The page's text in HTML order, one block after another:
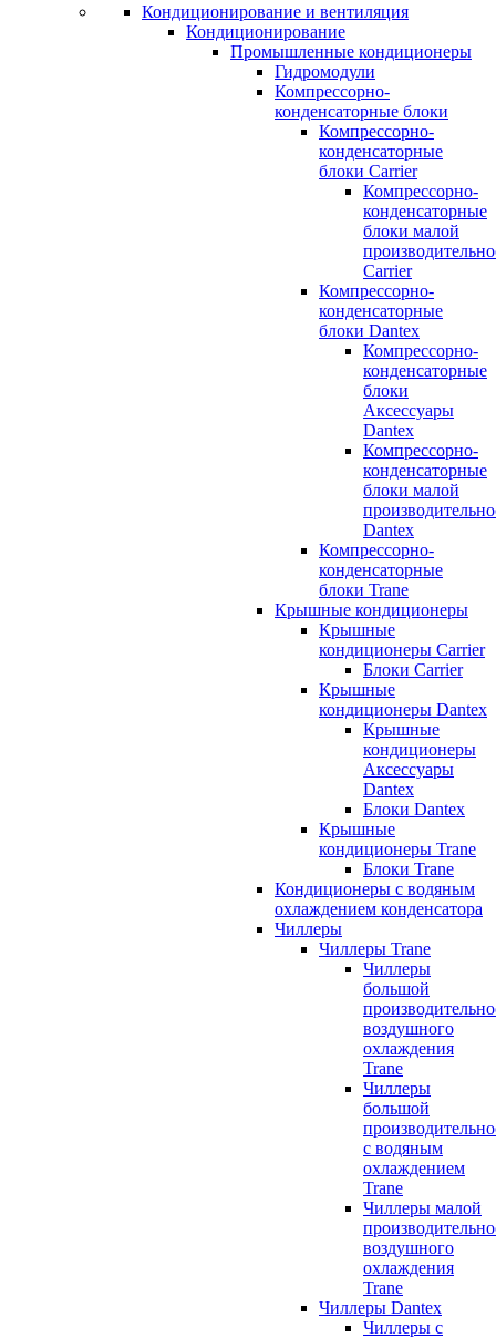
Кондиционирование и вентиляция
Кондиционирование
Промышленные кондиционеры
Гидромодули
Компрессорно-
конденсаторные блоки
Компрессорно-
конденсаторные
блоки Carrier
Компрессорно-
конденсаторные
блоки малой
Carrier
Компрессорно-
конденсаторные
блоки Dantex
Компрессорно-
конденсаторные
блоки
Аксессуары
Dantex
Компрессорно-
конденсаторные
блоки малой
Dantex
Компрессорно-
конденсаторные
блоки Trane
Крышные кондиционеры
Крышные
кондиционеры Carrier
Блоки Carrier
Крышные
кондиционеры Dantex
Крышные
кондиционеры
Аксессуары
Dantex
Блоки Dantex
Крышные
кондиционеры Trane
Блоки Trane
Кондиционеры с водяным
охлаждением конденсатора
Чиллеры
Чиллеры Trane
Чиллеры
большой
воздушного
охлаждения
Trane
Чиллеры
большой
с водяным
охлаждением
Trane
Чиллеры малой
воздушного
охлаждения
Trane
Чиллеры Dantex
Чиллеры с